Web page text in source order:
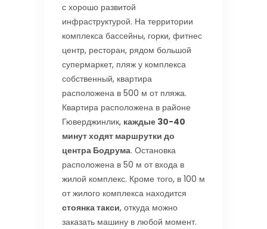
с хорошо развитой
инфраструктурой. На территории
комплекса бассейны, горки, фитнес
центр, ресторан, рядом большой
супермаркет, пляж у комплекса
собственный, квартира
расположена в 500 м от пляжа.
Квартира расположена в районе
Гюверджинлик, каждые 30-40
минут ходят маршрутки до
центра Бодрума. Остановка
расположена в 50 м от входа в
жилой комплекс. Кроме того, в 100 м
от жилого комплекса находится
стоянка такси, откуда можно
заказать машину в любой момент.